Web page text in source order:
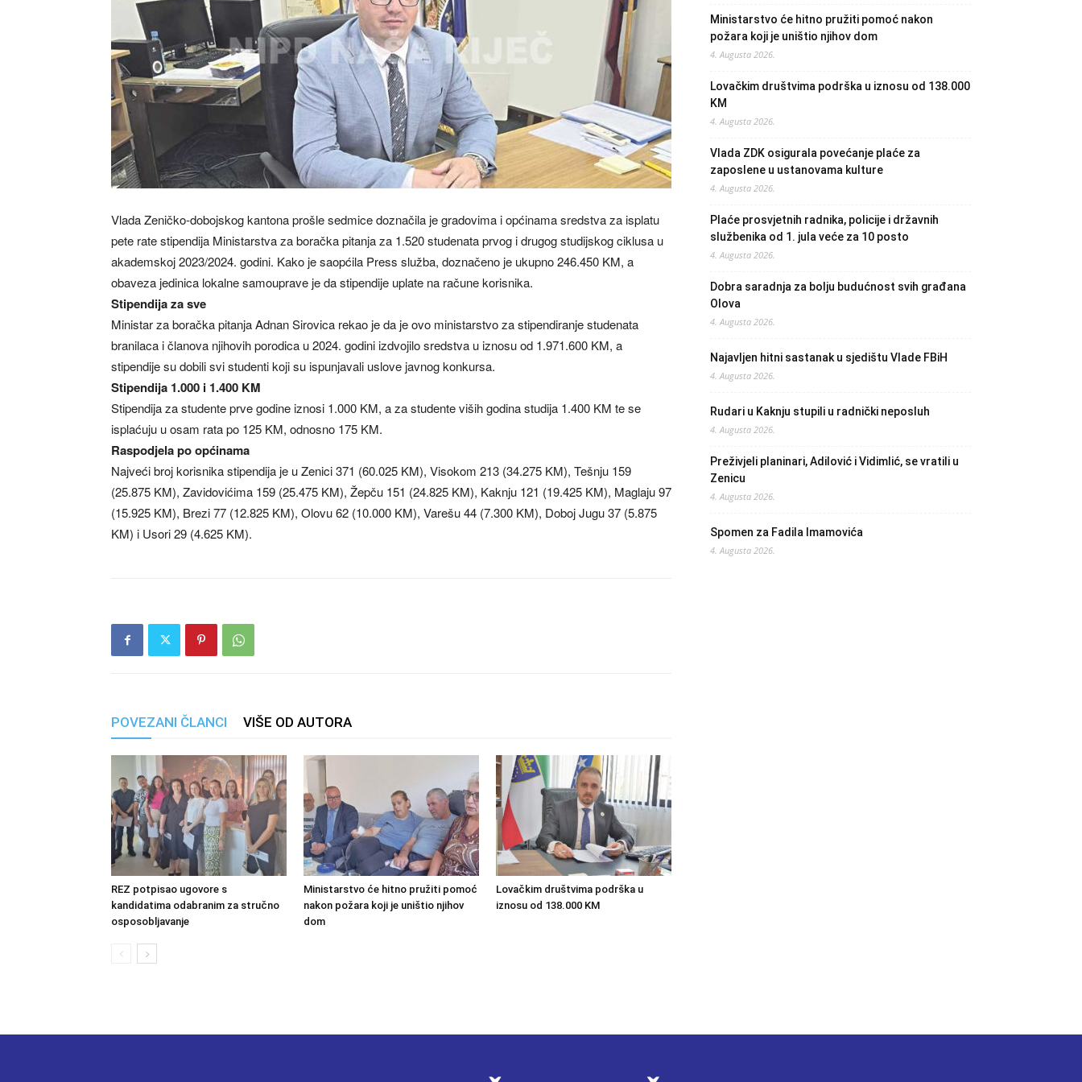
Vlada Zeničko-dobojskog kantona prošle sedmice doznačila je gradovima i općinama sredstva za isplatu
pete rate stipendija Ministarstva za boračka pitanja za 1.520 studenata prvog i drugog studijskog ciklusa u
akademskoj 2023/2024. godini. Kako je saopćila Press služba, doznačeno je ukupno 246.450 KM, a
obaveza jedinica lokalne samouprave je da stipendije uplate na račune korisnika.
Stipendija za sve
Ministar za boračka pitanja Adnan Sirovica rekao je da je ovo ministarstvo za stipendiranje studenata
branilaca i članova njihovih porodica u 2024. godini izdvojilo sredstva u iznosu od 1.971.600 KM, a
stipendije su dobili svi studenti koji su ispunjavali uslove javnog konkursa.
Stipendija 1.000 i 1.400 KM
Stipendija za studente prve godine iznosi 1.000 KM, a za studente viših godina studija 1.400 KM te se
isplaćuju u osam rata po 125 KM, odnosno 175 KM.
Raspodjela po općinama
Najveći broj korisnika stipendija je u Zenici 371 (60.025 KM), Visokom 213 (34.275 KM), Tešnju 159
(25.875 KM), Zavidovićima 159 (25.475 KM), Žepču 151 (24.825 KM), Kaknju 121 (19.425 KM), Maglaju 97
(15.925 KM), Brezi 77 (12.825 KM), Olovu 62 (10.000 KM), Varešu 44 (7.300 KM), Doboj Jugu 37 (5.875
KM) i Usori 29 (4.625 KM).
POVEZANI ČLANCI VIŠE OD AUTORA
REZ potpisao ugovore s
kandidatima odabranim za stručno
osposobljavanje
Ministarstvo će hitno pružiti pomoć
nakon požara koji je uništio njihov
dom
Lovačkim društvima podrška u
iznosu od 138.000 KM
Ministarstvo će hitno pružiti pomoć nakon
požara koji je uništio njihov dom
4. Augusta 2026.
Lovačkim društvima podrška u iznosu od 138.000
KM
4. Augusta 2026.
Vlada ZDK osigurala povećanje plaće za
zaposlene u ustanovama kulture
4. Augusta 2026.
Plaće prosvjetnih radnika, policije i državnih
službenika od 1. jula veće za 10 posto
4. Augusta 2026.
Dobra saradnja za bolju budućnost svih građana
Olova
4. Augusta 2026.
Najavljen hitni sastanak u sjedištu Vlade FBiH
4. Augusta 2026.
Rudari u Kaknju stupili u radnički neposluh
4. Augusta 2026.
Preživjeli planinari, Adilović i Vidimlić, se vratili u
Zenicu
4. Augusta 2026.
Spomen za Fadila Imamovića
4. Augusta 2026.